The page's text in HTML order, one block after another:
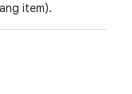
item).